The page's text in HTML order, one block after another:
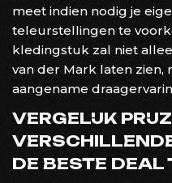
meet indien nodig je
teleurstellingen te
kledingstuk zal niet
van der Mark laten zien,
aangename
VERGELIJK
DE BESTE DEAL